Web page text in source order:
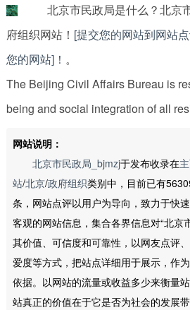
北京市民政局是什么？北京
府组织网站！ [提交您的网站到网站
您的网站]！ 。
The Beijing Civil Affairs Bureau is
being and social integration of all
网站说明：
北京市民政局_bjmzj于发布收录在
站/北京/政府组织类别中，目前已有
条，网站点评以用户为导向，致力于快
客观的网站信息，集合各界信息对“北京
其价值、可信度和可靠性，以网友点评
爱度等方式，把站点详细用于展示，作
依据。以网站的流量或收益多少来衡量
站真正的价值在于它是否为社会的发展